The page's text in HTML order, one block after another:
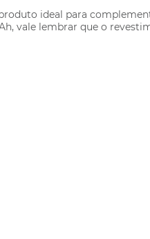
ideal para
vale lembrar que o